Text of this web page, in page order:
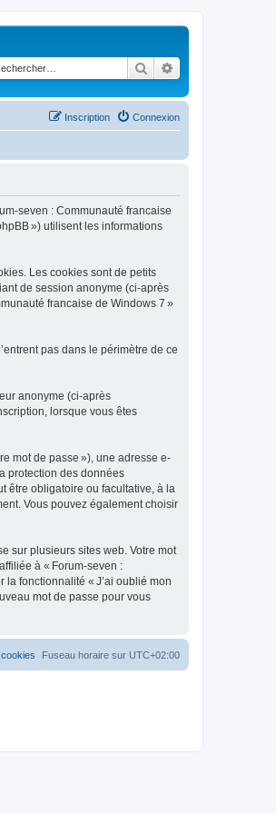
Rechercher
Connexion
Inscription
seven : Communauté francaise
») utilisent les informations
Les cookies sont de petits
de session anonyme (ci-après
francaise de Windows 7 »
pas dans le périmètre de ce
anonyme (ci-après
lorsque vous êtes
mot de passe »), une adresse e-
protection des données
être obligatoire ou facultative, à la
Vous pouvez également choisir
sur plusieurs sites web. Votre mot
à « Forum-seven :
fonctionnalité « J’ai oublié mon
mot de passe pour vous
Fuseau horaire sur UTC+02:00